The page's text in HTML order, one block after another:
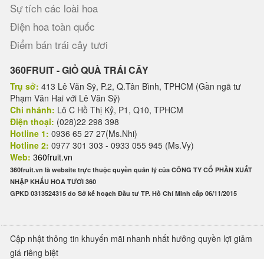
Sự tích các loài hoa
Điện hoa toàn quốc
Điểm bán trái cây tươi
360FRUIT - GIỎ QUÀ TRÁI CÂY
Trụ sở: 413 Lê Văn Sỹ, P.2, Q.Tân Bình, TPHCM (Gần ngã tư
Phạm Văn Hai với Lê Văn Sỹ)
Chi nhánh: Lô C Hồ Thị Kỷ, P1, Q10, TPHCM
Điện thoại: (028)22 298 398
Hotline 1: 0936 65 27 27(Ms.Nhi)
Hotline 2: 0977 301 303 - 0933 055 945 (Ms.Vy)
Web: 360fruit.vn
360fruit.vn là website trực thuộc quyền quản lý của CÔNG TY CỔ PHẦN XUẤT
NHẬP KHẨU HOA TƯƠI 360
GPKD 0313524315 do Sở kế hoạch Đầu tư TP. Hồ Chí Minh cấp 06/11/2015
Cập nhật thông tin khuyến mãi nhanh nhất hưởng quyền lợi giảm
giá riêng biệt